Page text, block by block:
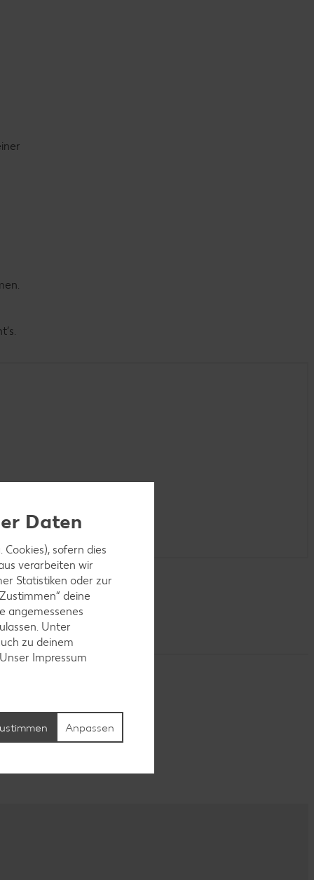
Daten
sofern dies
verarbeiten wir
Statistiken oder zur
deine
angemessenes
Unter
zu deinem
Impressum
Anpassen